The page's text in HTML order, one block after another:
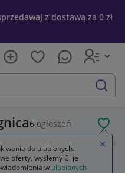
z dostawą za 0 zł
szukaj
6 ogłoszeń
Bajki i wierszyki
do ulubionych.
oferty, wyślemy Ci je
w ulubionych